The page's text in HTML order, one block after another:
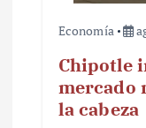
Economía
Chipotle
mercado
la cabeza